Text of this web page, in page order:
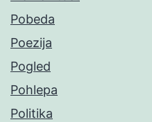
Pobeda
Poezija
Pogled
Pohlepa
Politika